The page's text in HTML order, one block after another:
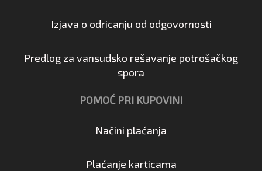
Izjava o odricanju od odgovornosti
Predlog za vansudsko rešavanje potrošačkog
spora
POMOĆ PRI KUPOVINI
Načini plaćanja
Plaćanje karticama